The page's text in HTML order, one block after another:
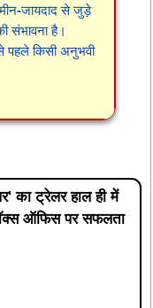
जायदाद से जुड़े
संभावना है।
पहले किसी अनुभवी
का ट्रेलर हाल ही में
ऑफिस पर सफलता